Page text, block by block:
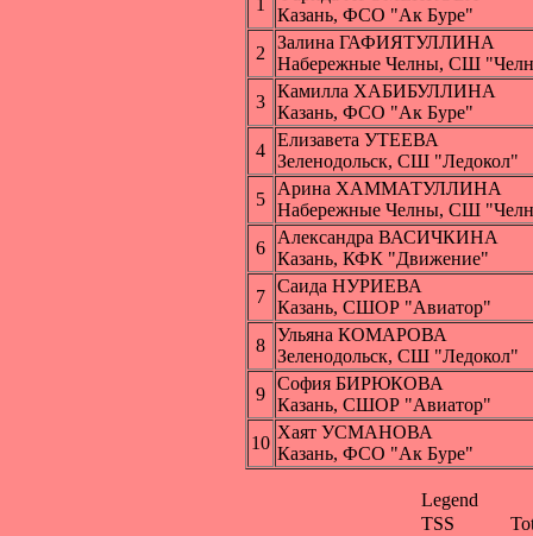
1
Казань, ФСО "Ак Буре"
2
Залина ГАФИЯТУЛЛИНА
Набережные Челны, СШ
3
Камилла ХАБИБУЛЛИНА
Казань, ФСО "Ак Буре"
4
Елизавета УТЕЕВА
Зеленодольск, СШ "Ледокол"
5
Арина ХАММАТУЛЛИНА
Набережные Челны, СШ
6
Александра ВАСИЧКИНА
Казань, КФК "Движение"
7
Саида НУРИЕВА
Казань, СШОР "Авиатор"
8
Ульяна КОМАРОВА
Зеленодольск, СШ "Ледокол"
9
София БИРЮКОВА
Казань, СШОР "Авиатор"
10
Хаят УСМАНОВА
Казань, ФСО "Ак Буре"
Legend
TSS